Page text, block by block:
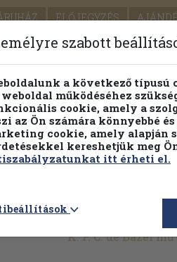
ELŐJEGYZÉS
PILLANATNYI ÁRAINK
Részletes kereső
K. P. C. de Bazel
szabott
a következő típusú
weboldal működéséhez
cookie, amely a
az Ön számára könnyebbé
cookie, amely alapján
kereshetjük meg
itt érheti el.